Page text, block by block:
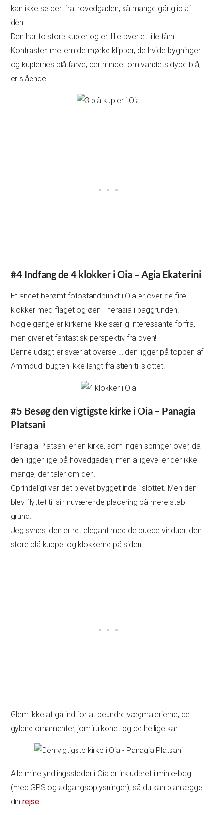
kan ikke se den fra hovedgaden, så mange går glip af
den!
Den har to store kupler og en lille over et lille tårn.
Kontrasten mellem de mørke klipper, de hvide bygninger
og kuplernes blå farve, der minder om vandets dybe blå,
er slående.
#4 Indfang de 4 klokker i Oia – Agia Ekaterini
Et andet berømt fotostandpunkt i Oia er over de fire
klokker med flaget og øen Therasia i baggrunden.
Nogle gange er kirkerne ikke særlig interessante forfra,
men giver et fantastisk perspektiv fra oven!
Denne udsigt er svær at overse … den ligger på toppen af
Ammoudi-bugten ikke langt fra stien til slottet.
#5 Besøg den vigtigste kirke i Oia – Panagia
Platsani
Panagia Platsani er en kirke, som ingen springer over, da
den ligger lige på hovedgaden, men alligevel er der ikke
mange, der taler om den.
Oprindeligt var det blevet bygget inde i slottet. Men den
blev flyttet til sin nuværende placering på mere stabil
grund.
Jeg synes, den er ret elegant med de buede vinduer, den
store blå kuppel og klokkerne på siden.
Glem ikke at gå ind for at beundre vægmalerierne, de
gyldne ornamenter, jomfruikonet og de hellige kar.
Alle mine yndlingssteder i Oia er inkluderet i min e-bog
(med GPS og adgangsoplysninger), så du kan planlægge
dinrejse: